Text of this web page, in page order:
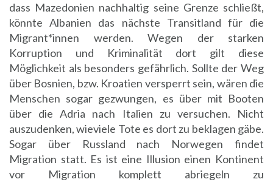
dass Mazedonien nachhaltig seine Grenze schließt,
könnte Albanien das nächste Transitland für die
Migrant*innen werden. Wegen der starken
Korruption und Kriminalität dort gilt diese
Möglichkeit als besonders gefährlich. Sollte der Weg
über Bosnien, bzw. Kroatien versperrt sein, wären die
Menschen sogar gezwungen, es über mit Booten
über die Adria nach Italien zu versuchen. Nicht
auszudenken, wieviele Tote es dort zu beklagen gäbe.
Sogar über Russland nach Norwegen findet
Migration statt. Es ist eine Illusion einen Kontinent
vor Migration komplett abriegeln zu